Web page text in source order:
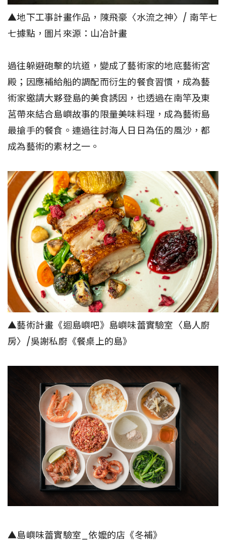
▲地下工事計畫作品，陳飛豪〈水流之神〉/ 南竿七
七據點，圖片來源：山冶計畫
過往躲避砲擊的坑道，變成了藝術家的地底藝術宮
殿；因應補給船的調配而衍生的餐食習慣，成為藝
術家邀請大夥登島的美食誘因，也透過在南竿及東
莒帶來結合島嶼故事的限量美味料理，成為藝術島
最搶手的餐食。連過往討海人日日為伍的風沙，都
成為藝術的素材之一。
▲藝術計畫《迴島嶼吧》島嶼味蕾實驗室〈島人廚
房〉/吳謝私廚《餐桌上的島》
▲島嶼味蕾實驗室_依嬤的店《冬補》